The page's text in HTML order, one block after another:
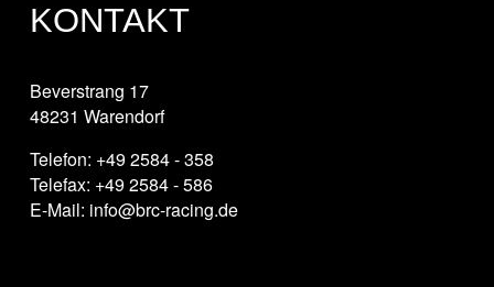
KONTAKT
Beverstrang 17
48231 Warendorf
Telefon: +49 2584 - 358
Telefax: +49 2584 - 586
E-Mail: info@brc-racing.de